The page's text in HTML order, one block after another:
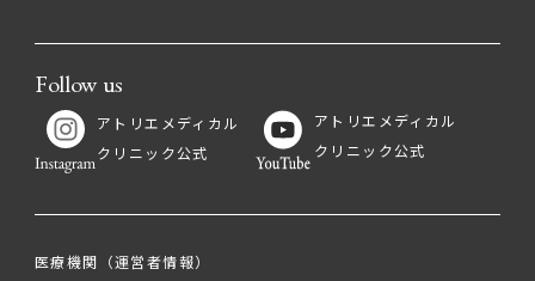
医療機関（運営者情報）
Follow us
アトリエメディカル
クリニック公式
アトリエメディカル
クリニック公式